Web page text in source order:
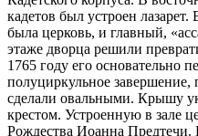
кадетов был устроен
была церковь, и главный,
этаже дворца решили
1765 году его основательно
полуциркульное завершение,
сделали овальными. Крышу
крестом. Устроенную в зале
Рождества Иоанна